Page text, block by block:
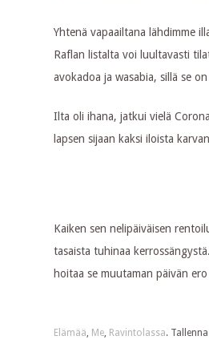
Yhtenä vapaailtana lähdimme
Raflan listalta voi luultavasti
avokadoa ja wasabia, sillä se on
Ilta oli ihana, jatkui vielä
lapsen sijaan kaksi iloista
Kaiken sen nelipäiväisen
tasaista tuhinaa
hoitaa se muutaman päivän
Elämää, Me, Ravintolassa. Tallenna